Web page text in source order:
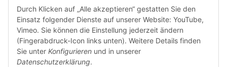
Durch Klicken auf „Alle akzeptieren“ gestatten Sie den
Einsatz folgender Dienste auf unserer Website: YouTube,
Vimeo. Sie können die Einstellung jederzeit ändern
(Fingerabdruck-Icon links unten). Weitere Details finden
Sie unter Konfigurieren und in unserer
Datenschutzerklärung.